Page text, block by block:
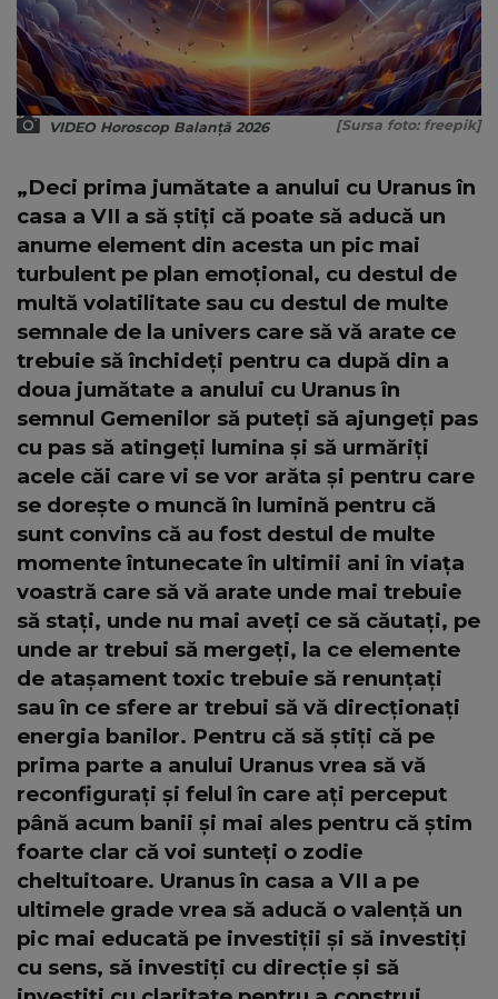
VIDEO Horoscop Balanță 2026 [Sursa foto: freepik]
„Deci prima jumătate a anului cu Uranus în
casa a VII a să știți că poate să aducă un
anume element din acesta un pic mai
turbulent pe plan emoțional, cu destul de
multă volatilitate sau cu destul de multe
semnale de la univers care să vă arate ce
trebuie să închideți pentru ca după din a
doua jumătate a anului cu Uranus în
semnul Gemenilor să puteți să ajungeți pas
cu pas să atingeți lumina și să urmăriți
acele căi care vi se vor arăta și pentru care
se dorește o muncă în lumină pentru că
sunt convins că au fost destul de multe
momente întunecate în ultimii ani în viața
voastră care să vă arate unde mai trebuie
să stați, unde nu mai aveți ce să căutați, pe
unde ar trebui să mergeți, la ce elemente
de atașament toxic trebuie să renunțați
sau în ce sfere ar trebui să vă direcționați
energia banilor. Pentru că să știți că pe
prima parte a anului Uranus vrea să vă
reconfigurați și felul în care ați perceput
până acum banii și mai ales pentru că știm
foarte clar că voi sunteți o zodie
cheltuitoare. Uranus în casa a VII a pe
ultimele grade vrea să aducă o valență un
pic mai educată pe investiții și să investiți
cu sens, să investiți cu direcție și să